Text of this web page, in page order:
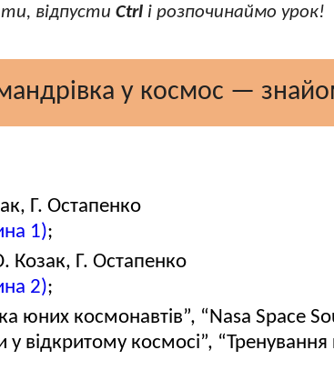
відпустиCtrl і розпочинаймо урок!
у космос —
Г. Остапенко
1);
Г. Остапенко
2);
юних космонавтів”, “Nasa Space
відкритому космосі”, “Тренування